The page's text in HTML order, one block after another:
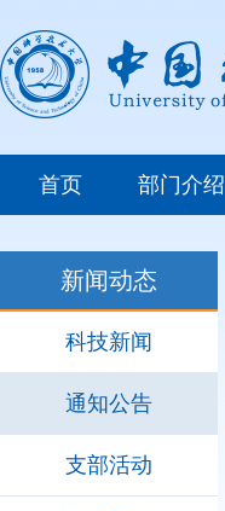
首页 部门介绍
新闻动态
科技新闻
通知公告
支部活动